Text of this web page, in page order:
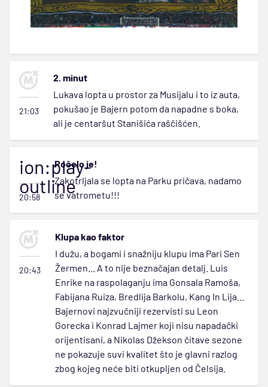
21:03
2. minut
Lukava lopta u prostor za Musijalu i to iz auta,
pokušao je Bajern potom da napadne s boka,
ali je centaršut Stanišića raščišćen.
ion:play-
outline
20:58
Počelo je!
Zakotrljala se lopta na Parku pričava, nadamo
se vatrometu!!!
20:43
Klupa kao faktor
I dužu, a bogami i snažniju klupu ima Pari Sen
Žermen... A to nije beznačajan detalj. Luis
Enrike na raspolaganju ima Gonsala Ramoša,
Fabijana Ruiza, Bredlija Barkolu, Kang In Lija...
Bajernovi najzvučniji rezervisti su Leon
Gorecka i Konrad Lajmer koji nisu napadački
orijentisani, a Nikolas Džekson čitave sezone
ne pokazuje suvi kvalitet što je glavni razlog
zbog kojeg neće biti otkupljen od Čelsija.